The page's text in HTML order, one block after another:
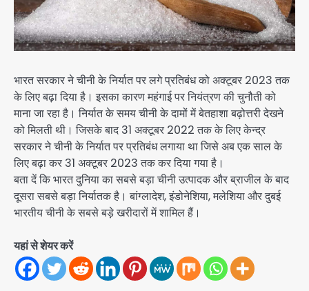
भारत सरकार ने चीनी के निर्यात पर लगे प्रतिबंध को अक्टूबर 2023 तक
के लिए बढ़ा दिया है। इसका कारण महंगाई पर नियंत्रण की चुनौती को
माना जा रहा है। निर्यात के समय चीनी के दामों में बेतहाशा बढ़ोत्तरी देखने
को मिलती थी। जिसके बाद 31 अक्टूबर 2022 तक के लिए केन्द्र
सरकार ने चीनी के निर्यात पर प्रतिबंध लगाया था जिसे अब एक साल के
लिए बढ़ा कर 31 अक्टूबर 2023 तक कर दिया गया है।
बता दें कि भारत दुनिया का सबसे बड़ा चीनी उत्पादक और ब्राजील के बाद
दूसरा सबसे बड़ा निर्यातक है। बांग्लादेश, इंडोनेशिया, मलेशिया और दुबई
भारतीय चीनी के सबसे बड़े खरीदारों में शामिल हैं।
यहां से शेयर करें